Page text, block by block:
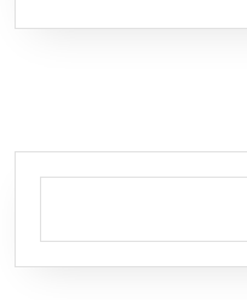
Rechercher